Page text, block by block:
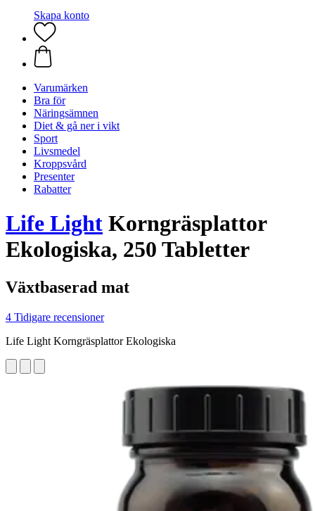
Skapa konto
Varumärken
Bra för
Näringsämnen
Diet & gå ner i vikt
Sport
Livsmedel
Kroppsvård
Presenter
Rabatter
Life Light Korngräsplattor
Ekologiska, 250 Tabletter
Växtbaserad mat
4 Tidigare recensioner
Life Light Korngräsplattor Ekologiska